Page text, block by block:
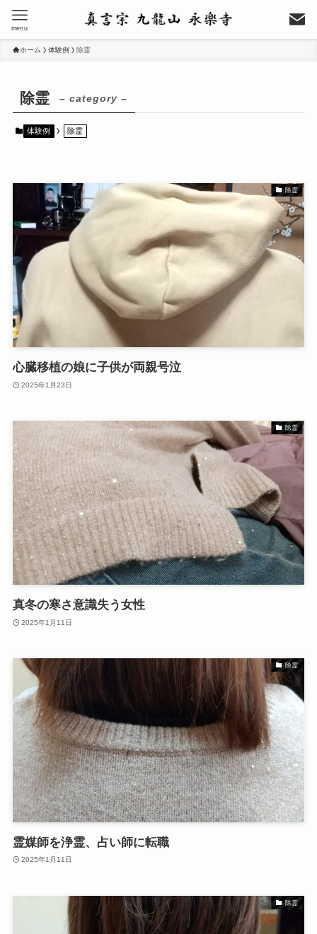
menu
ホーム 体験例 除霊
除霊 – category –
体験例 除霊
除霊
心臓移植の娘に子供が両親号泣
2025年1月23日
除霊
真冬の寒さ意識失う女性
2025年1月11日
除霊
霊媒師を浄霊、占い師に転職
2025年1月11日
除霊